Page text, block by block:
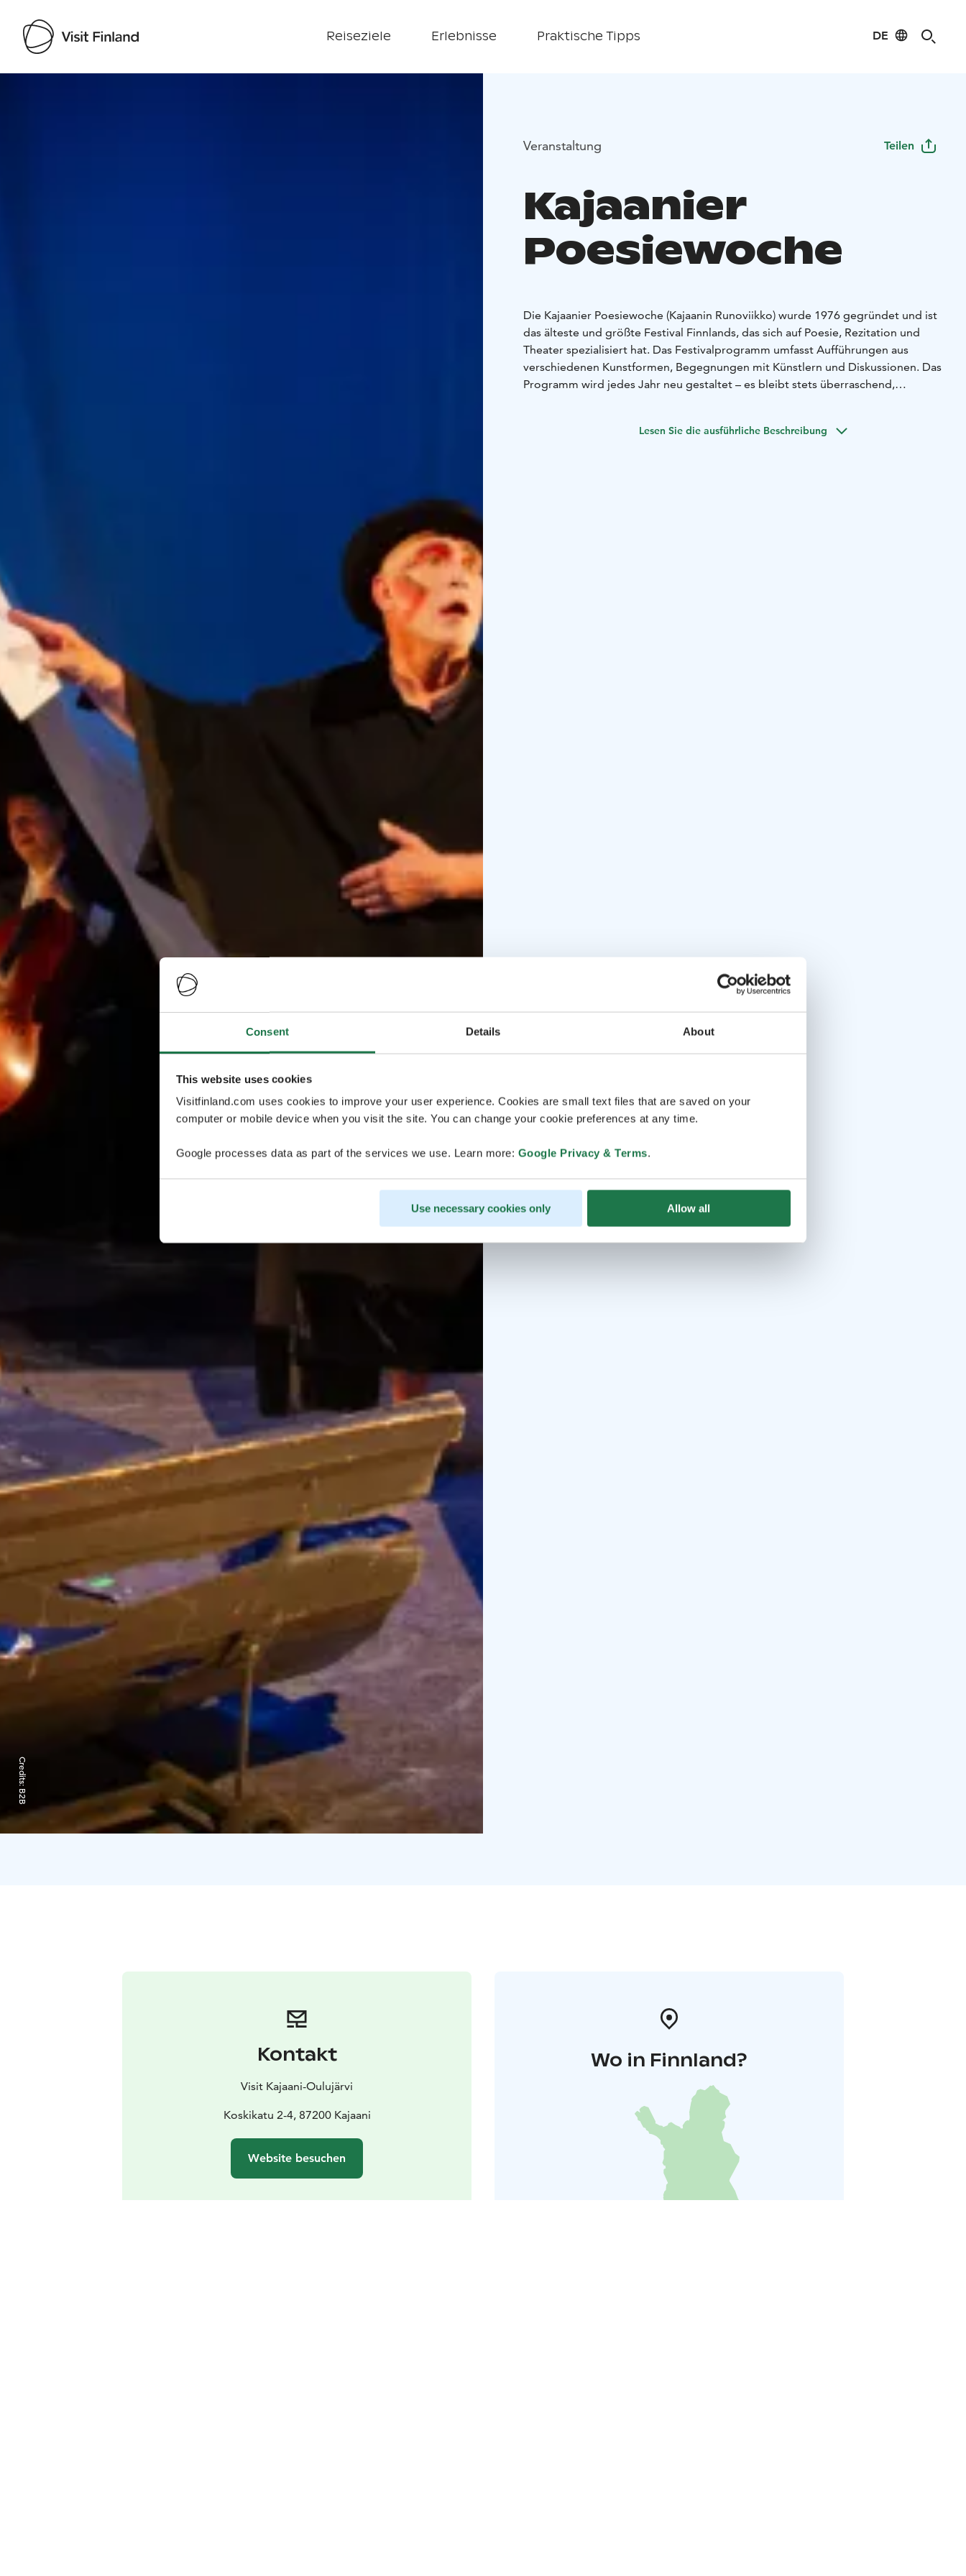
Consent Details About
This website uses cookies
Visitfinland.com uses cookies to improve your user experience. Cookies are small text files that are saved on your
computer or mobile device when you visit the site. You can change your cookie preferences at any time.
Google processes data as part of the services we use. Learn more: Google Privacy & Terms.
Use necessary cookies only Allow all
Reiseziele Erlebnisse Praktische Tipps DE
Credits:
B2B
Veranstaltung Teilen
Kajaanier
Poesiewoche
Die Kajaanier Poesiewoche (Kajaanin Runoviikko) wurde 1976 gegründet und ist
das älteste und größte Festival Finnlands, das sich auf Poesie, Rezitation und
Theater spezialisiert hat. Das Festivalprogramm umfasst Aufführungen aus
verschiedenen Kunstformen, Begegnungen mit Künstlern und Diskussionen. Das
Programm wird jedes Jahr neu gestaltet – es bleibt stets überraschend,
Die Poesiewoche findet jedes Jahr Anfang Juli statt. Im Jahr 2026 wird das
Lesen Sie die ausführliche Beschreibung
Kontakt
Visit Kajaani-Oulujärvi
Koskikatu 2-4, 87200 Kajaani
Website besuchen
Wo in Finnland?